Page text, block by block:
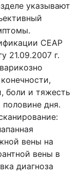
указывают
СЕАР
21.09.2007 г.
боли и тяжесть
дня.
вены на
вены в
диагноза